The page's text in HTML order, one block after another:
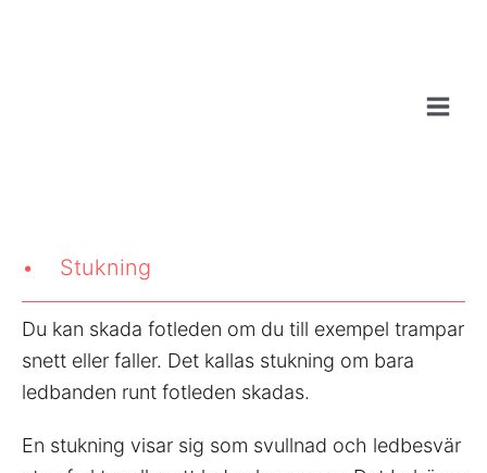
• Stukning
Du kan skada fotleden om du till exempel trampar
snett eller faller. Det kallas stukning om bara
ledbanden runt fotleden skadas.
En stukning visar sig som svullnad och ledbesvär